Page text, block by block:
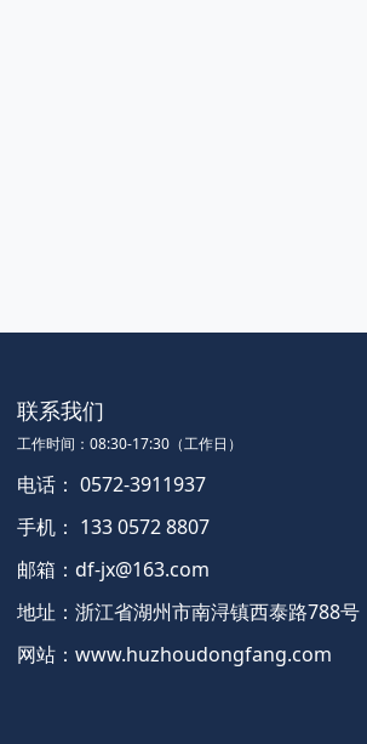
联系我们
工作时间：08:30-17:30（工作日）
电话： 0572-3911937
手机： 133 0572 8807
邮箱：df-jx@163.com
地址：浙江省湖州市南浔镇西泰路788号
网站：www.huzhoudongfang.com